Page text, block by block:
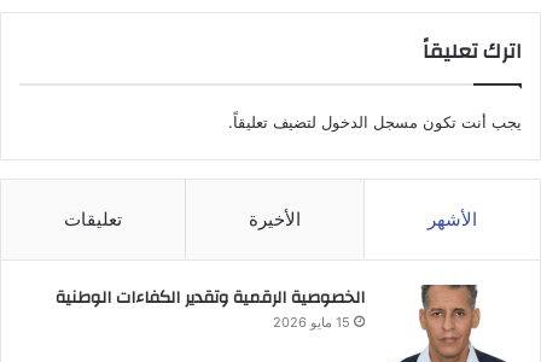
اترك تعليقاً
يجب أنت تكون مسجل الدخول لتضيف تعليقاً.
الأشهر الأخيرة تعليقات
الخصوصية الرقمية وتقدير الكفاءات الوطنية
15 مايو 2026